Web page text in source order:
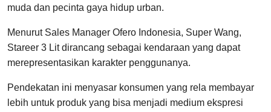
muda dan pecinta gaya hidup urban.
Menurut Sales Manager Ofero Indonesia, Super Wang,
Stareer 3 Lit dirancang sebagai kendaraan yang dapat
merepresentasikan karakter penggunanya.
Pendekatan ini menyasar konsumen yang rela membayar
lebih untuk produk yang bisa menjadi medium ekspresi